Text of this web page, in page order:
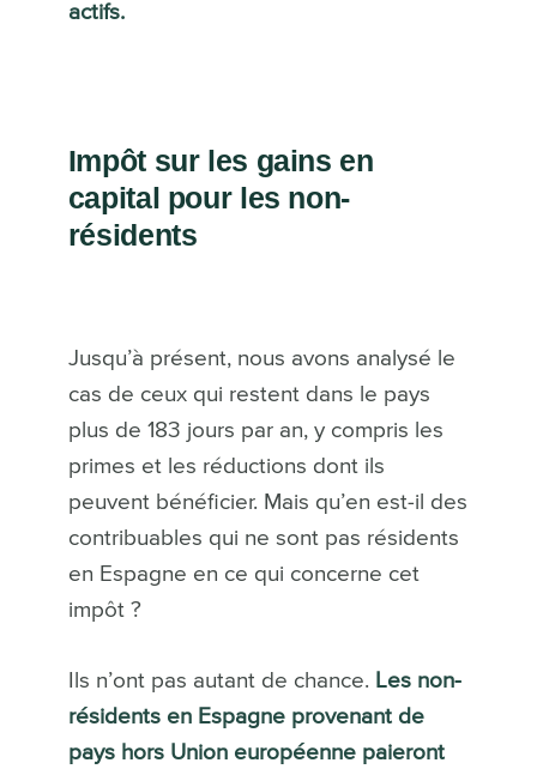
actifs.
Impôt sur les gains en
capital pour les non-
résidents
Jusqu’à présent, nous avons analysé le
cas de ceux qui restent dans le pays
plus de 183 jours par an, y compris les
primes et les réductions dont ils
peuvent bénéficier. Mais qu’en est-il des
contribuables qui ne sont pas résidents
en Espagne en ce qui concerne cet
impôt ?
Ils n’ont pas autant de chance. Les non-
résidents en Espagne provenant de
pays hors Union européenne paieront